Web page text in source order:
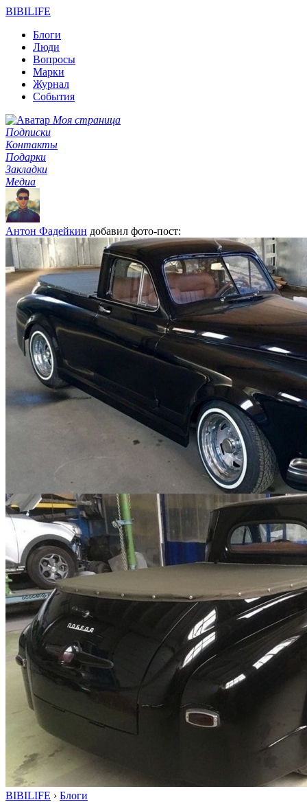
BIBILIFE
Блоги
Люди
Вопросы
Марки
Журнал
События
Моя страница
Подписки
Контакты
Подарки
Закладки
Медиа
Антон Фадейкин добавил фото-пост:
BIBILIFE › Блоги